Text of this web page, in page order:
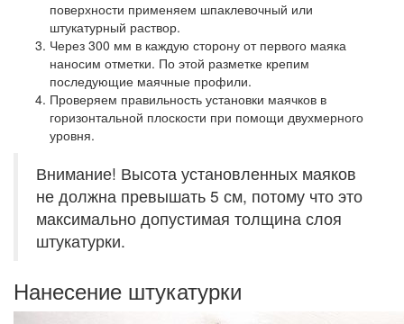
поверхности применяем шпаклевочный или
штукатурный раствор.
Через 300 мм в каждую сторону от первого маяка
наносим отметки. По этой разметке крепим
последующие маячные профили.
Проверяем правильность установки маячков в
горизонтальной плоскости при помощи двухмерного
уровня.
Внимание! Высота установленных маяков
не должна превышать 5 см, потому что это
максимально допустимая толщина слоя
штукатурки.
Нанесение штукатурки